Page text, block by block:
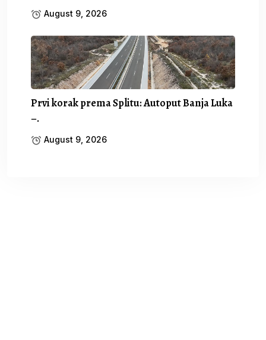
August 9, 2026
Prvi korak prema Splitu: Autoput Banja Luka
–.
August 9, 2026